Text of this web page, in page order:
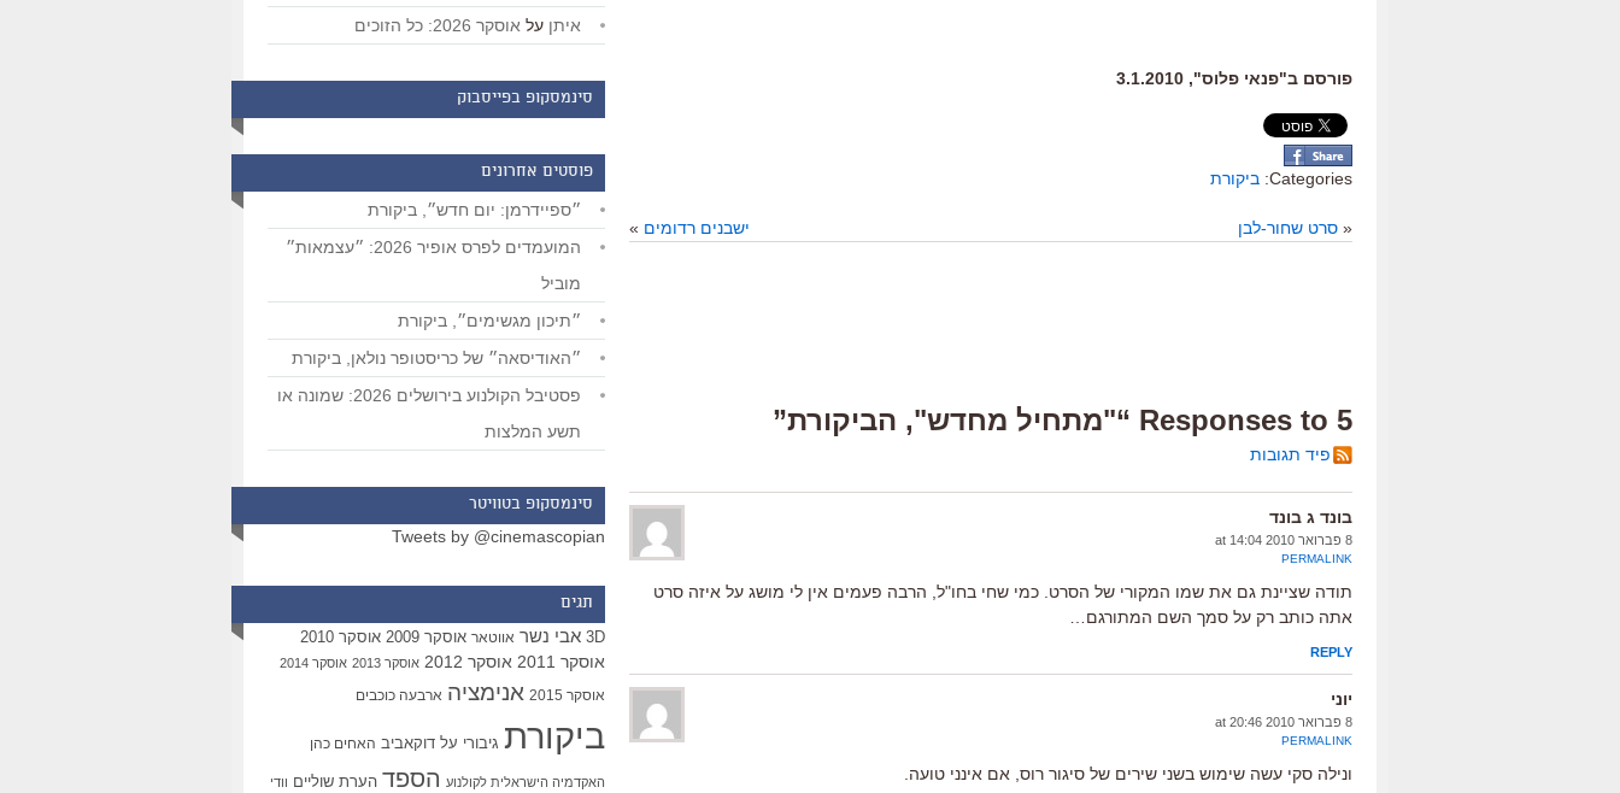
פורסם ב"פנאי פלוס", 3.1.2010
Categories: ביקורת
« סרט שחור-לבן ישבנים רדומים »
5 Responses to “"מתחיל מחדש", הביקורת”
פיד תגובות
בונד ג בונד
8 פברואר 2010 at 14:04
PERMALINK
תודה שציינת גם את שמו המקורי של הסרט. כמי שחי בחו"ל, הרבה פעמים אין לי מושג על איזה סרט
אתה כותב רק על סמך השם המתורגם…
REPLY
יוני
8 פברואר 2010 at 20:46
PERMALINK
ונילה סקי עשה שימוש בשני שירים של סיגור רוס, אם אינני טועה.
איתן על אוסקר 2026: כל הזוכים
סינמסקופ בפייסבוק
פוסטים אחרונים
״ספיידרמן: יום חדש״, ביקורת
המועמדים לפרס אופיר 2026: ״עצמאות״
מוביל
״תיכון מגשימים״, ביקורת
״האודיסאה״ של כריסטופר נולאן, ביקורת
פסטיבל הקולנוע בירושלים 2026: שמונה או
תשע המלצות
סינמסקופ בטוויטר
Tweets by @cinemascopian
תגים
3D אבי נשר אווטאר אוסקר 2009 אוסקר 2010
אוסקר 2011 אוסקר 2012 אוסקר 2013 אוסקר 2014
אוסקר 2015 אנימציה ארבעה כוכבים
ביקורת גיבורי על דוקאביב האחים כהן
האקדמיה הישראלית לקולנוע הספד הערת שוליים וודי